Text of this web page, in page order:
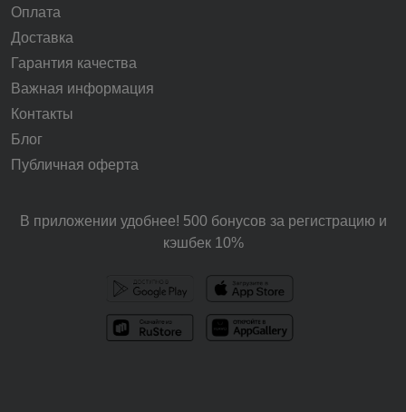
Оплата
Доставка
Гарантия качества
Важная информация
Контакты
Блог
Публичная оферта
В приложении удобнее! 500 бонусов за регистрацию и
кэшбек 10%